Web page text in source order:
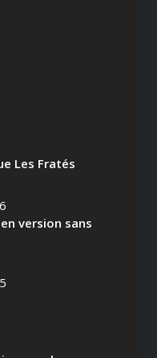
Les Fratés
version sans